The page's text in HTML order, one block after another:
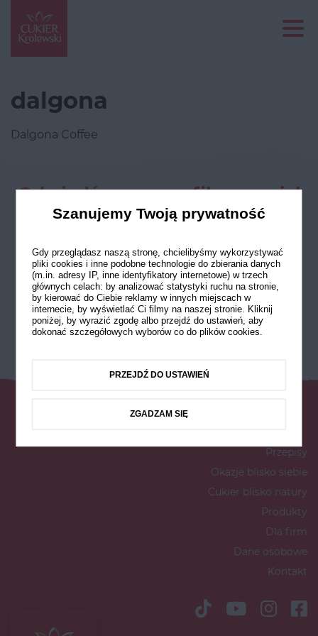
dalgona
Dalgona Coffee
Odwiedź nasze profile w social
mediach
Przepisy
Okazje blisko siebie
Cukier blisko natury
Produkty
Dla firm
Dane osobowe
Kontakt
Szanujemy Twoją prywatność
Gdy przeglądasz naszą stronę, chcielibyśmy wykorzystywać
pliki cookies i inne podobne technologie do zbierania danych
(m.in. adresy IP, inne identyfikatory internetowe) w trzech
głównych celach: by analizować statystyki ruchu na stronie,
by kierować do Ciebie reklamy w innych miejscach w
internecie, by wyświetlać Ci filmy na naszej stronie. Kliknij
poniżej, by wyrazić zgodę albo przejdź do ustawień, aby
dokonać szczegółowych wyborów co do plików cookies.
PRZEJDŹ DO USTAWIEŃ
ZGADZAM SIĘ